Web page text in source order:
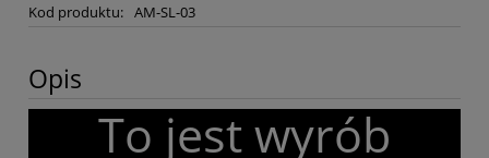
Kod produktu: AM-SL-03
Opis
To jest wyrób